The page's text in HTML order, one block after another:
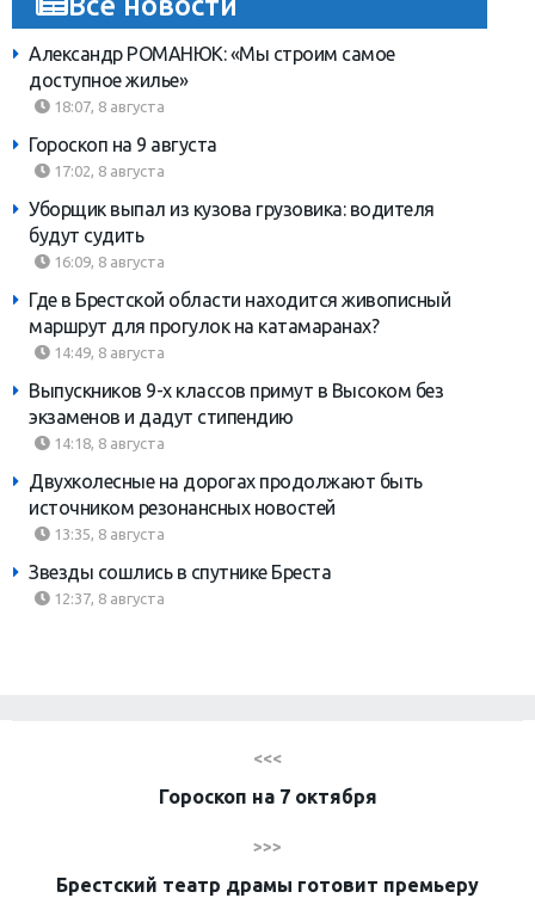
Александр РОМАНЮК: «Мы строим самое
доступное жилье»
18:07, 8 августа
Гороскоп на 9 августа
17:02, 8 августа
Уборщик выпал из кузова грузовика: водителя
будут судить
16:09, 8 августа
Где в Брестской области находится живописный
маршрут для прогулок на катамаранах?
14:49, 8 августа
Выпускников 9-х классов примут в Высоком без
экзаменов и дадут стипендию
14:18, 8 августа
Двухколесные на дорогах продолжают быть
источником резонансных новостей
13:35, 8 августа
Звезды сошлись в спутнике Бреста
12:37, 8 августа
<<<
Гороскоп на 7 октября
>>>
Брестский театр драмы готовит премьеру